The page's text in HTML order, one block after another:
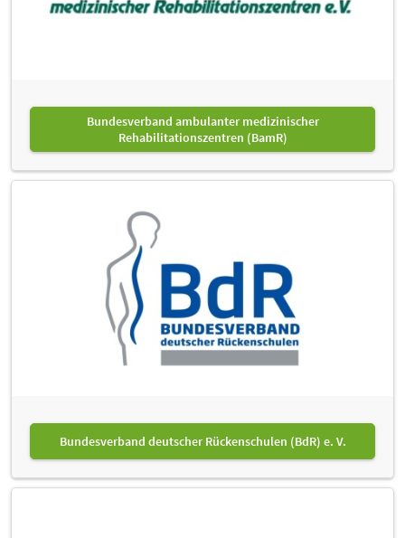
Bundesverband ambulanter medizinischer
Rehabilitationszentren (BamR)
Bundesverband deutscher Rückenschulen (BdR) e. V.